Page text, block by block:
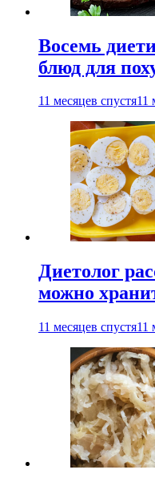
Восемь
блюд для
11 месяцев спустя11
Диетолог
можно
11 месяцев спустя11